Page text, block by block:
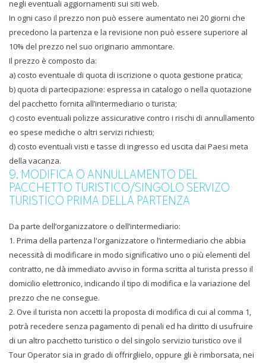
negli eventuali aggiornamenti sui siti web.
In ogni caso il prezzo non può essere aumentato nei 20 giorni che
precedono la partenza e la revisione non può essere superiore al
10% del prezzo nel suo originario ammontare.
Il prezzo è composto da:
a) costo eventuale di quota di iscrizione o quota gestione pratica;
b) quota di partecipazione: espressa in catalogo o nella quotazione
del pacchetto fornita all’intermediario o turista;
c) costo eventuali polizze assicurative contro i rischi di annullamento
eo spese mediche o altri servizi richiesti;
d) costo eventuali visti e tasse di ingresso ed uscita dai Paesi meta
della vacanza.
9. MODIFICA O ANNULLAMENTO DEL
PACCHETTO TURISTICO/SINGOLO SERVIZO
TURISTICO PRIMA DELLA PARTENZA
Da parte dell’organizzatore o dell’intermediario:
1. Prima della partenza l'organizzatore o l’intermediario che abbia
necessità di modificare in modo significativo uno o più elementi del
contratto, ne dà immediato avviso in forma scritta al turista presso il
domicilio elettronico, indicando il tipo di modifica e la variazione del
prezzo che ne consegue.
2. Ove il turista non accetti la proposta di modifica di cui al comma 1,
potrà recedere senza pagamento di penali ed ha diritto di usufruire
di un altro pacchetto turistico o del singolo servizio turistico ove il
Tour Operator sia in grado di offrirglielo, oppure gli è rimborsata, nei